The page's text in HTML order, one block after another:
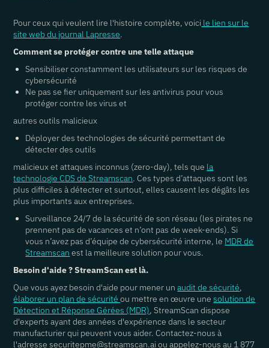
Pour ceux qui veulent lire l'histoire complète, voici le lien sur le
site web du journal Lapresse.
Comment se protéger contre une telle attaque
Sensibiliser constamment les utilisateurs sur les risques de
cybersécurité
Ne pas se fier uniquement sur les antivirus pour vous
protéger contre les virus et
autres outils malicieux
Déployer des technologies de sécurité permettant de
détecter des outils
malicieux et attaques inconnus (zero-day), tels que la
technologie CDS de Streamscan. Ces types d’attaques sont les
plus difficiles à détecter et surtout, elles causent les dégâts les
plus importants aux entreprises.
Surveillance 24/7 de la sécurité de son réseau (les pirates ne
prennent pas de vacances et n’ont pas de week-ends). Si
vous n’avez pas d’équipe de cybersécurité interne, le MDR de
Streamscan est la meilleure solution pour vous.
Besoin d'aide ? StreamScan est là.
Que vous ayez besoin d'aide pour mener unaudit de sécurité,
élaborer un plan de sécuritéou mettre en œuvre unesolution de
Détection et Réponse Gérées (MDR), StreamScan dispose
d'experts ayant des années d'expérience dans le secteur
manufacturier qui peuvent vous aider. Contactez-nous à
l'adresse securitepme@streamscan.ai ou appelez-nous au 1 877